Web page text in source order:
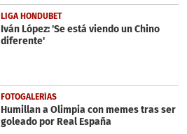
LIGA HONDUBET
Iván López: 'Se está viendo un Chino
diferente'
FOTOGALERÍAS
Humillan a Olimpia con memes tras ser
goleado por Real España